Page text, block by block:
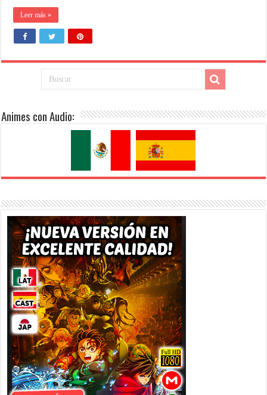
Leer más »
Animes con Audio: